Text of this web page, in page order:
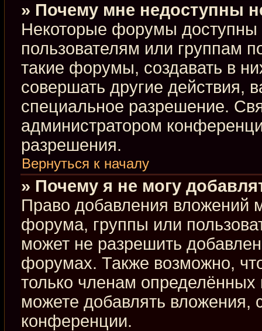
» Почему мне недоступны
Некоторые форумы доступны
пользователям или группам
такие форумы, создавать в
совершать другие действия,
специальное разрешение.
администратором
разрешения.
Вернуться к началу
» Почему я не могу
Право добавления вложений
форума, группы или
может не разрешить
форумах. Также возможно,
только членам
можете добавлять вложения,
конференции.